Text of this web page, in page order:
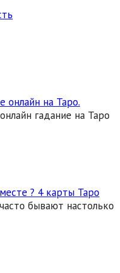
онлайн на Таро.
гадание на Таро
? 4 карты Таро
бывают настолько